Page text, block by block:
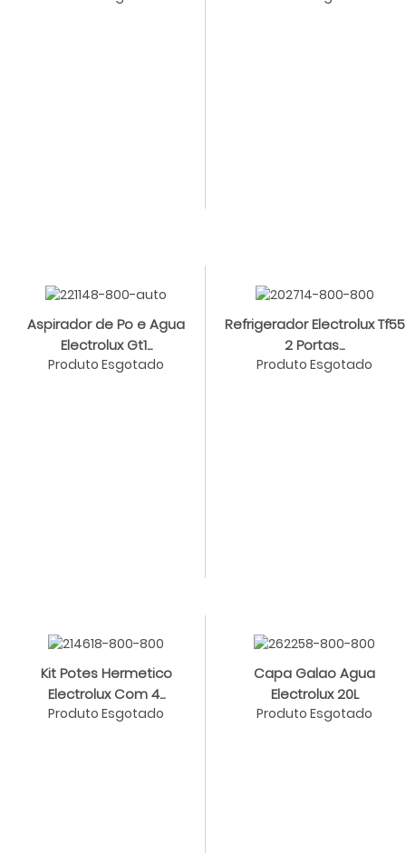
Aspirador de Po e Agua
Electrolux Gt1...
Produto Esgotado
Refrigerador Electrolux Tf55
2 Portas...
Produto Esgotado
Kit Potes Hermetico
Electrolux Com 4...
Produto Esgotado
Capa Galao Agua
Electrolux 20L
Produto Esgotado